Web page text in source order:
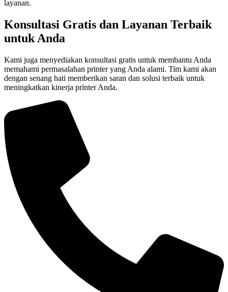
layanan.
Konsultasi Gratis dan Layanan Terbaik
untuk Anda
Kami juga menyediakan konsultasi gratis untuk membantu Anda
memahami permasalahan printer yang Anda alami. Tim kami akan
dengan senang hati memberikan saran dan solusi terbaik untuk
meningkatkan kinerja printer Anda.